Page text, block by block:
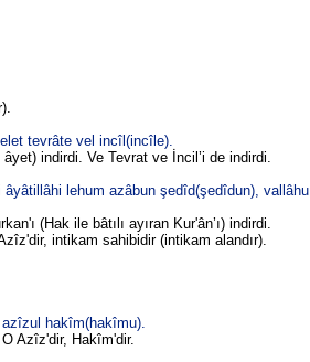
tevrâte vel incîl(incîle).
indirdi. Ve Tevrat ve İncil’i de indirdi.
lehum azâbun şedîd(şedîdun), vallâhu
(Hak ile bâtılı ayıran Kur'ân’ı) indirdi.
intikam sahibidir (intikam alandır).
hakîm(hakîmu).
Azîz'dir, Hakîm'dir.